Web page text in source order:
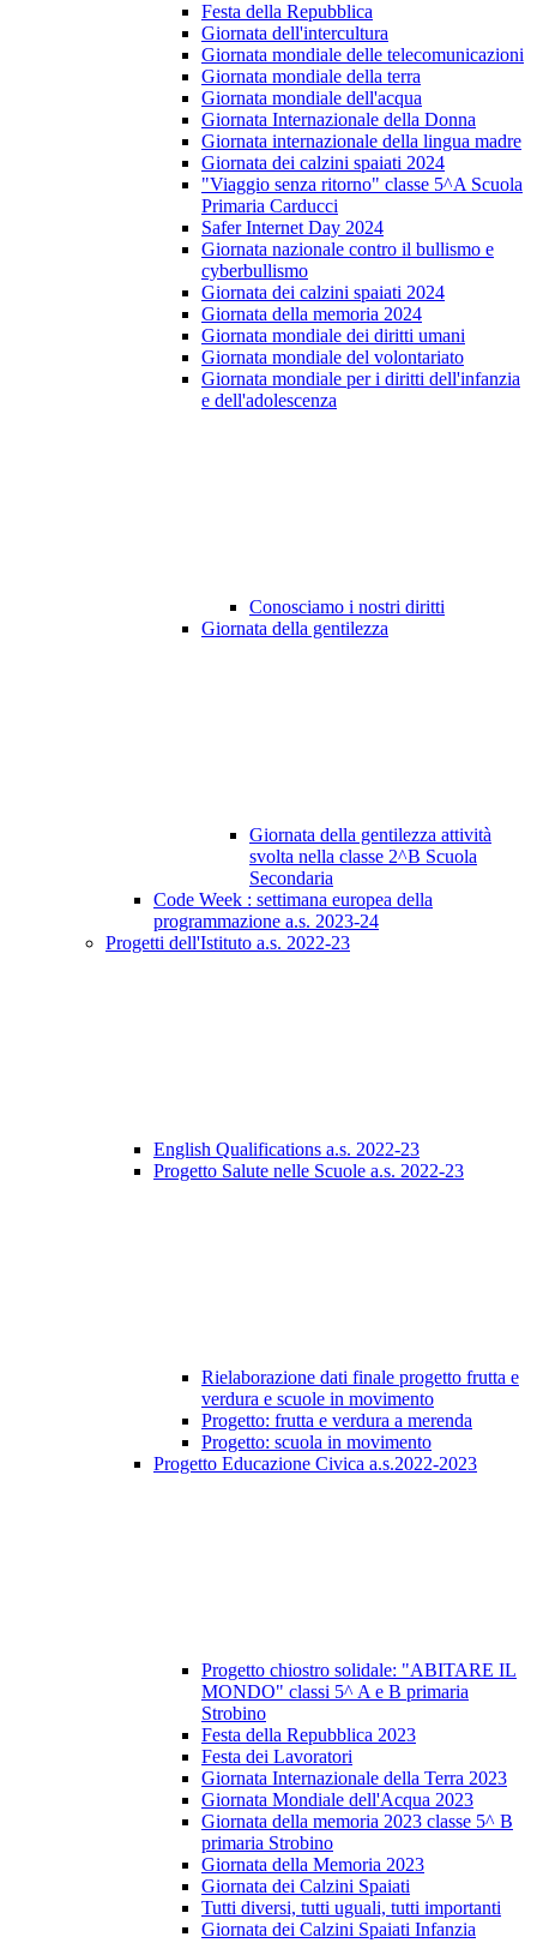
Festa della Repubblica
Giornata dell'intercultura
Giornata mondiale delle telecomunicazioni
Giornata mondiale della terra
Giornata mondiale dell'acqua
Giornata Internazionale della Donna
Giornata internazionale della lingua madre
Giornata dei calzini spaiati 2024
"Viaggio senza ritorno" classe 5^A Scuola
Primaria Carducci
Safer Internet Day 2024
Giornata nazionale contro il bullismo e
cyberbullismo
Giornata dei calzini spaiati 2024
Giornata della memoria 2024
Giornata mondiale dei diritti umani
Giornata mondiale del volontariato
Giornata mondiale per i diritti dell'infanzia
e dell'adolescenza
Conosciamo i nostri diritti
Giornata della gentilezza
Giornata della gentilezza attività
svolta nella classe 2^B Scuola
Secondaria
Code Week : settimana europea della
programmazione a.s. 2023-24
Progetti dell'Istituto a.s. 2022-23
English Qualifications a.s. 2022-23
Progetto Salute nelle Scuole a.s. 2022-23
Rielaborazione dati finale progetto frutta e
verdura e scuole in movimento
Progetto: frutta e verdura a merenda
Progetto: scuola in movimento
Progetto Educazione Civica a.s.2022-2023
Progetto chiostro solidale: "ABITARE IL
MONDO" classi 5^ A e B primaria
Strobino
Festa della Repubblica 2023
Festa dei Lavoratori
Giornata Internazionale della Terra 2023
Giornata Mondiale dell'Acqua 2023
Giornata della memoria 2023 classe 5^ B
primaria Strobino
Giornata della Memoria 2023
Giornata dei Calzini Spaiati
Tutti diversi, tutti uguali, tutti importanti
Giornata dei Calzini Spaiati Infanzia